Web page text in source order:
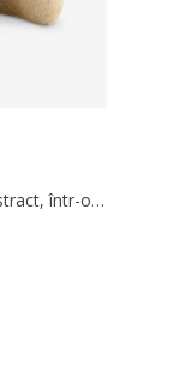
Figurină cu design modern, abstract, într-o postură contemplativă. Materialul din polirășină bej are un finisaj texturat, adăugând un element simplu, dar sculptural, decorului tău. 10x7x17 cm